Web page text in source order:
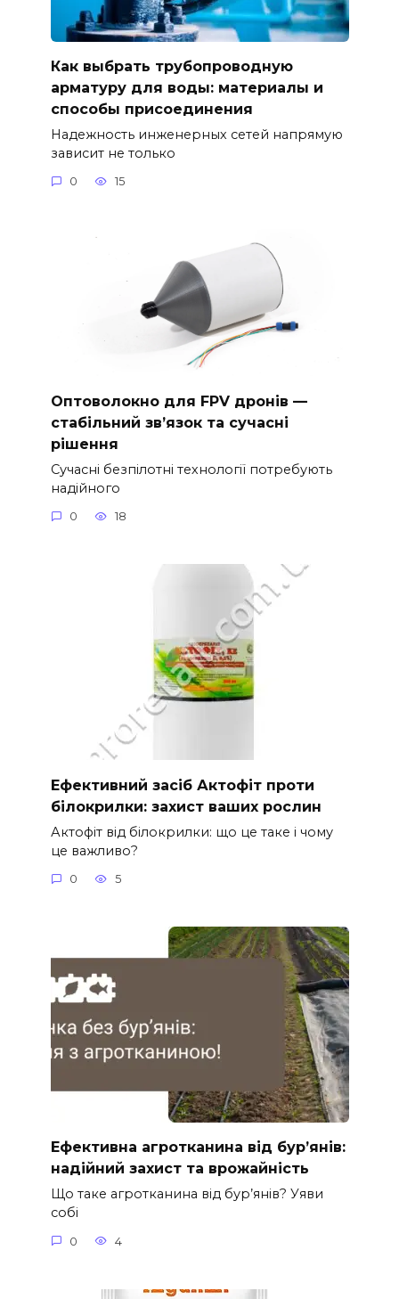
Как выбрать трубопроводную
арматуру для воды: материалы и
способы присоединения
Надежность инженерных сетей напрямую
зависит не только
0 15
Оптоволокно для FPV дронів —
стабільний зв’язок та сучасні
рішення
Сучасні безпілотні технології потребують
надійного
0 18
Ефективний засіб Актофіт проти
білокрилки: захист ваших рослин
Актофіт від білокрилки: що це таке і чому
це важливо?
0 5
Ефективна агротканина від бур’янів:
надійний захист та врожайність
Що таке агротканина від бур’янів? Уяви
собі
0 4